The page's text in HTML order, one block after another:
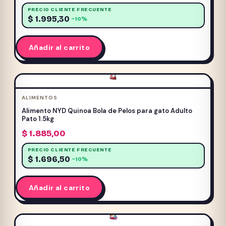
PRECIO CLIENTE FRECUENTE
$ 1.995,30 −10%
Añadir al carrito
ALIMENTOS
Alimento NYD Quinoa Bola de Pelos para gato Adulto
Pato 1.5kg
$1.885,00
PRECIO CLIENTE FRECUENTE
$ 1.696,50 −10%
Añadir al carrito